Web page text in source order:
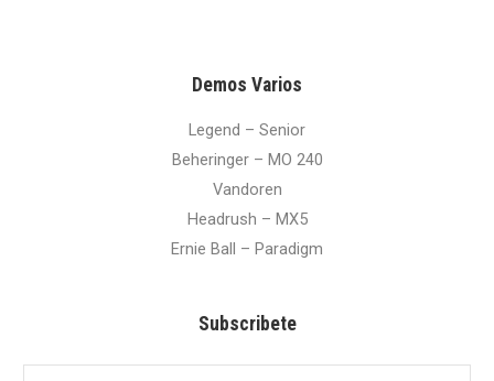
Demos Varios
Legend – Senior
Beheringer – MO 240
Vandoren
Headrush – MX5
Ernie Ball – Paradigm
Subscribete